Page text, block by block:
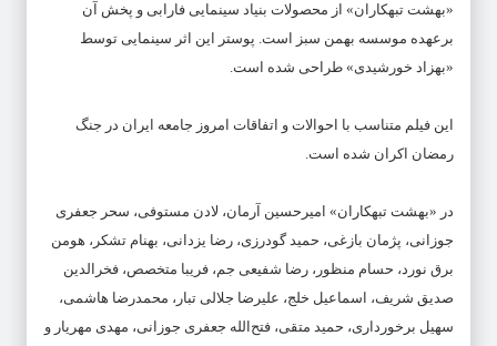
«بهشت تبهکاران» از محصولات بنیاد سینمایی فارابی و پخش آن
برعهده موسسه بهمن سبز است. پوستر این اثر سینمایی توسط
«بهزاد خورشیدی» طراحی شده است.
این فیلم متناسب با احوالات و اتفاقات امروز جامعه ایران در جنگ
رمضان اکران شده است.
در «بهشت تبهکاران» امیرحسین آرمان، لادن مستوفی، سحر جعفری
جوزانی، پژمان بازغی، حمید گودرزی، رضا یزدانی، بهنام تشکر، هومن
برق‌ نورد، حسام منظور، رضا شفیعی‌ جم، فریبا متخصص، فخرالدین
صدیق شریف، اسماعیل خلج، علیرضا جلالی ‌تبار، محمدرضا هاشمی،
سهیل برخورداری، حمید متقی، فتح‌الله جعفری جوزانی، مهدی مهریار و